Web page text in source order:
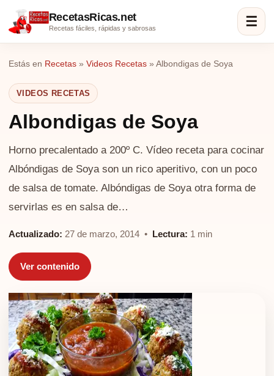
RecetasRicas.net
Recetas fáciles, rápidas y sabrosas ☰
Estás en Recetas » Videos Recetas » Albondigas de Soya
VIDEOS RECETAS
Albondigas de Soya
Horno precalentado a 200º C. Vídeo receta para cocinar
Albóndigas de Soya son un rico aperitivo, con un poco
de salsa de tomate. Albóndigas de Soya otra forma de
servirlas es en salsa de…
Actualizado: 27 de marzo, 2014 • Lectura: 1 min
Ver contenido